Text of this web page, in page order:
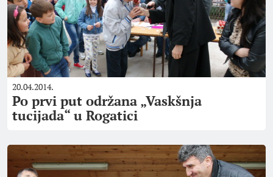
20.04.2014.
Po prvi put održana „Vaskšnja
tucijada“ u Rogatici